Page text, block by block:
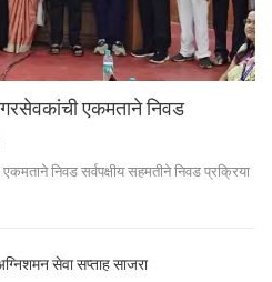
एकमताने निवड
निवड सर्वपक्षीय सहमतीने निवड प्रक्रिया
सेवा सप्ताह साजरा